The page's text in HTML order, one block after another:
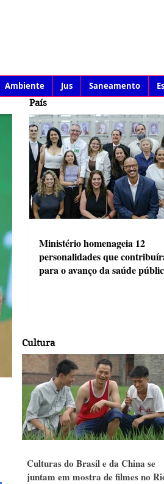
Ambiente Jus Saneamento
País
Leilões de petróleo em
Ministério homenageia 12
personalidades que
para o avanço da saúde
Cultura
Culturas do Brasil e da China se
juntam em mostra de filmes no Rio